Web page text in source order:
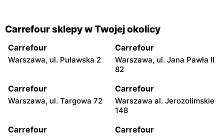
Carrefour sklepy w Twojej okolicy
Carrefour
Warszawa, ul. Puławska 2
Carrefour
Warszawa, ul. Jana Pawła II
82
Carrefour
Warszawa, ul. Targowa 72
Carrefour
Warszawa al. Jerozolimskie
148
Carrefour Carrefour